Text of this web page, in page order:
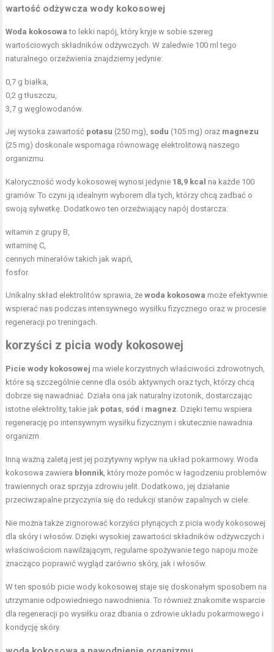
wartość odżywcza wody kokosowej
Woda kokosowa to lekki napój, który kryje w sobie szereg
wartościowych składników odżywczych. W zaledwie 100 ml tego
naturalnego orzeźwienia znajdziemy jedynie:
0,7 g białka,
0,2 g tłuszczu,
3,7 g węglowodanów.
Jej wysoka zawartość potasu (250 mg), sodu (105 mg) oraz magnezu
(25 mg) doskonale wspomaga równowagę elektrolitową naszego
organizmu.
Kaloryczność wody kokosowej wynosi jedynie 18,9 kcal na każde 100
gramów. To czyni ją idealnym wyborem dla tych, którzy chcą zadbać o
swoją sylwetkę. Dodatkowo ten orzeźwiający napój dostarcza:
witamin z grupy B,
witaminę C,
cennych minerałów takich jak wapń,
fosfor.
Unikalny skład elektrolitów sprawia, żewoda kokosowa może efektywnie
wspierać nas podczas intensywnego wysiłku fizycznego oraz w procesie
regeneracji po treningach.
korzyści z picia wody kokosowej
Picie wody kokosowej ma wiele korzystnych właściwości zdrowotnych,
które są szczególnie cenne dla osób aktywnych oraz tych, którzy chcą
dobrze się nawadniać. Działa ona jak naturalny izotonik, dostarczając
istotne elektrolity, takie jak potas, sód i magnez. Dzięki temu wspiera
regenerację po intensywnym wysiłku fizycznym i skutecznie nawadnia
organizm.
Inną ważną zaletą jest jej pozytywny wpływ na układ pokarmowy. Woda
kokosowa zawiera błonnik, który może pomóc w łagodzeniu problemów
trawiennych oraz sprzyja zdrowiu jelit. Dodatkowo, jej działanie
przeciwzapalne przyczynia się do redukcji stanów zapalnych w ciele.
Nie można także zignorować korzyści płynących z picia wody kokosowej
dla skóry i włosów. Dzięki wysokiej zawartości składników odżywczych i
właściwościom nawilżającym, regularne spożywanie tego napoju może
znacząco poprawić wygląd zarówno skóry, jak i włosów.
W ten sposób picie wody kokosowej staje się doskonałym sposobem na
utrzymanie odpowiedniego nawodnienia. To również znakomite wsparcie
dla regeneracji po wysiłku oraz dbania o zdrowie układu pokarmowego i
kondycję skóry.